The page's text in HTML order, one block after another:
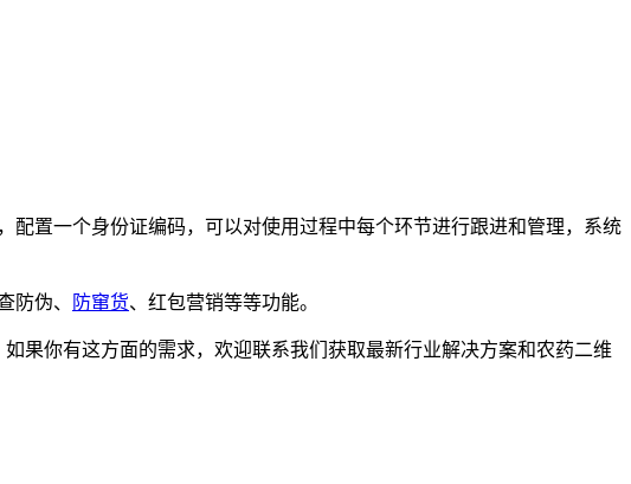
配置一个身份证编码，可以对使用过程中每个环节进行跟进和管理，系统
防伪、 防窜货、红包营销等等功能。
你有这方面的需求，欢迎联系我们获取最新行业解决方案和农药二维